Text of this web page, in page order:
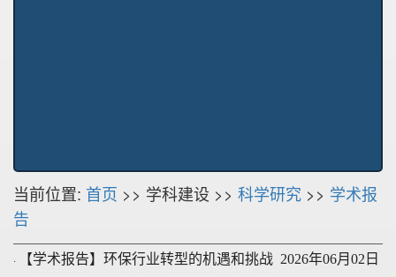
当前位置: 首页 >> 学科建设 >> 科学研究 >> 学术报
告
· 【学术报告】环保行业转型的机遇和挑战 2026年06月02日